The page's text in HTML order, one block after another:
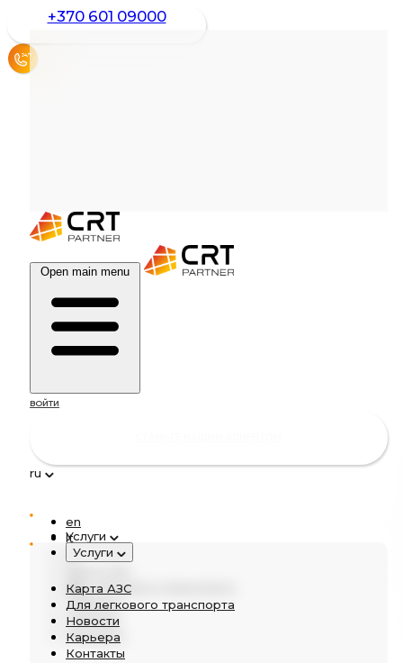
Open main menu
BОЙТИ
ru
en
lt
pl
de
Услуги
Для легкового транспорта
Новости
Карьера
Контакты
Услуги
Карта АЗС
Для легкового транспорта
Новости
Карьера
Контакты
+370 601 09000